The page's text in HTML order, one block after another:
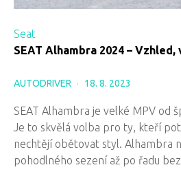
Seat
SEAT Alhambra 2024 –
AUTODRIVER 18. 8. 2023
SEAT Alhambra je velké MPV od
Je to skvělá volba pro ty, kteří
nechtějí obětovat styl. Alhambra
pohodlného sezení až po řadu